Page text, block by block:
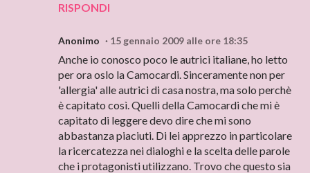
RISPONDI
Anonimo 15 gennaio 2009 alle ore 18:35
Anche io conosco poco le autrici italiane, ho letto
per ora oslo la Camocardi. Sinceramente non per
'allergia' alle autrici di casa nostra, ma solo perchè
è capitato così. Quelli della Camocardi che mi è
capitato di leggere devo dire che mi sono
abbastanza piaciuti. Di lei apprezzo in particolare
la ricercatezza nei dialoghi e la scelta delle parole
che i protagonisti utilizzano. Trovo che questo sia